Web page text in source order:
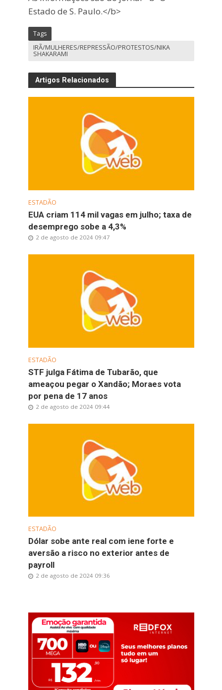
Estado de S. Paulo.</b>
Tags
IRÃ/MULHERES/REPRESSÃO/PROTESTOS/NIKA
SHAKARAMI
Artigos Relacionados
ESTADÃO
EUA criam 114 mil vagas em julho; taxa de
desemprego sobe a 4,3%
2 de agosto de 2024 09:47
ESTADÃO
STF julga Fátima de Tubarão, que
ameaçou pegar o Xandão; Moraes vota
por pena de 17 anos
2 de agosto de 2024 09:44
ESTADÃO
Dólar sobe ante real com iene forte e
aversão a risco no exterior antes de
payroll
2 de agosto de 2024 09:36